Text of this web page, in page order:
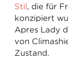
Stil, die für
konzipiert
Apres Lady
von
Zustand.